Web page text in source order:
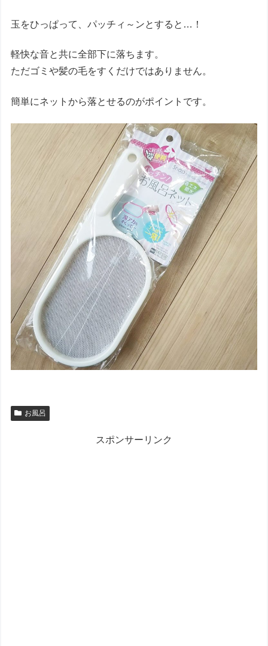
玉をひっぱって、パッチィ～ンとすると…！
軽快な音と共に全部下に落ちます。
ただゴミや髪の毛をすくだけではありません。
簡単にネットから落とせるのがポイントです。
お風呂
スポンサーリンク